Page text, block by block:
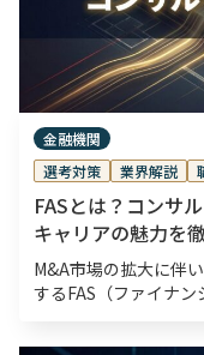
金融機関
選考対策
業界解説
FASとは？コンサ
キャリアの魅力を
M&A市場の拡大に伴
するFAS（ファイナ
な存在となりつつあ